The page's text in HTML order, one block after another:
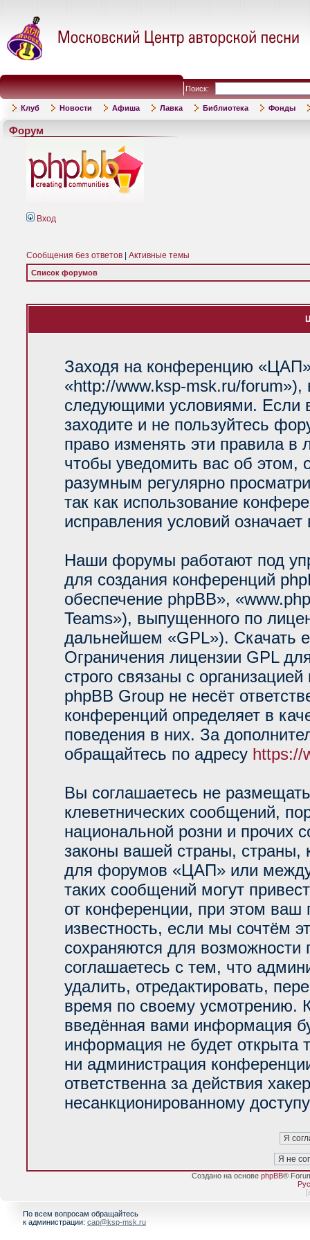
Поиск:
Клуб Новости Афиша Лавка Библиотека Фонды
Форум
Вход
Сообщения без ответов Активные темы
Список форумов
Заходя на конференцию
«http://www.ksp-msk.ru/forum»),
следующими условиями. Если
заходите и не пользуйтесь
право изменять эти правила
чтобы уведомить вас об
разумным регулярно
так как использование
исправления условий
Наши форумы работают под
для создания конференций
обеспечение phpBB»,
Teams»), выпущенного по
дальнейшем «GPL»). Скачать
Ограничения лицензии GPL
строго связаны с
phpBB Group не несёт
конференций определяет в
поведения в них. За
обращайтесь по адресу https://
Вы соглашаетесь не
клеветнических сообщений,
национальной розни и прочих
законы вашей страны, страны,
для форумов «ЦАП» или
таких сообщений могут
от конференции, при этом ваш
известность, если мы сочтём
сохраняются для возможности
соглашаетесь с тем, что
удалить, отредактировать,
время по своему усмотрению.
введённая вами информация
информация не будет открыта
ни администрация
ответственна за действия
несанкционированному
Создано на основе phpBB®
[
По всем вопросам обращайтесь
к администрации: cap@ksp-msk.ru